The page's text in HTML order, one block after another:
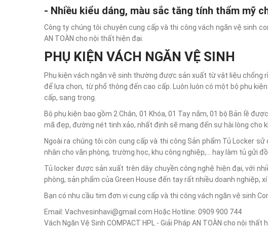
- Nhiều kiểu dáng, màu sắc tăng tính thẩm mỹ
Công ty chúng tôi chuyên cung cấp và thi công vách ngăn vệ sinh
AN TOÀN cho nội thất hiện đại.
PHỤ KIỆN VÁCH NGĂN VỆ SINH
Phụ kiện vách ngăn vệ sinh thường được sản xuất từ vật liệu chống
để lựa chọn, từ phổ thông đến cao cấp. Luôn luôn có một bộ phụ
cấp, sang trọng.
Bộ phụ kiện bao gồm 2 Chân, 01 Khóa, 01 Tay nắm, 01 bộ Bản lề
mã đẹp, đường nét tinh xảo, nhất định sẽ mang đến sự hài lòng cho
Ngoài ra chúng tôi còn cung cấp và thi công Sản phẩm Tủ Locker
nhân cho văn phòng, trường học, khu công nghiệp,... hay làm tủ gửi
Tủ locker được sản xuất trên dây chuyền công nghệ hiện đại, với
phòng, sản phẩm của Green House đến tay rất nhiều doanh nghiệp,
Bạn có nhu cầu tim đơn vị cung cấp và thi công vách ngăn vệ sinh
Email: Vachvesinhavi@gmail.com Hoặc Hotline: 0909 900 744
Vách Ngăn Vệ Sinh COMPACT HPL - Giải Pháp AN TOÀN cho nội thất